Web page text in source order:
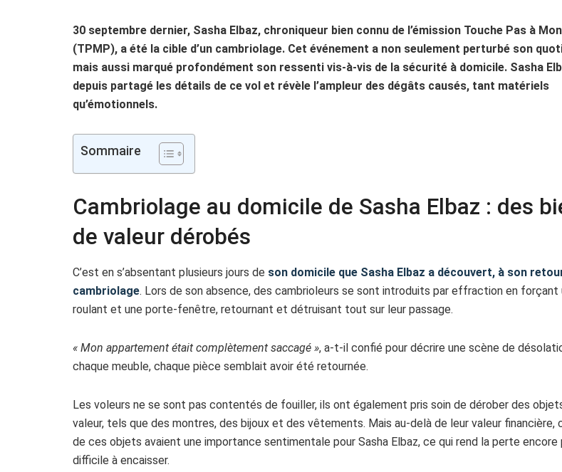
30 septembre dernier, Sasha Elbaz, chroniqueur bien connu de l’émission Touche Pas à
(TPMP), a été la cible d’un cambriolage. Cet événement a non seulement perturbé son
mais aussi marqué profondément son ressenti vis-à-vis de la sécurité à domicile. Sasha
depuis partagé les détails de ce vol et révèle l’ampleur des dégâts causés, tant matériels
qu’émotionnels.
Sommaire
Cambriolage au domicile de Sasha Elbaz : des
de valeur dérobés
C’est en s’absentant plusieurs jours de son domicile que Sasha Elbaz a découvert, à son
cambriolage. Lors de son absence, des cambrioleurs se sont introduits par effraction en forçant
roulant et une porte-fenêtre, retournant et détruisant tout sur leur passage.
« Mon appartement était complètement saccagé », a-t-il confié pour décrire une scène de
chaque meuble, chaque pièce semblait avoir été retournée.
Les voleurs ne se sont pas contentés de fouiller, ils ont également pris soin de dérober des
valeur, tels que des montres, des bijoux et des vêtements. Mais au-delà de leur valeur financière,
de ces objets avaient une importance sentimentale pour Sasha Elbaz, ce qui rend la perte encore
difficile à encaisser.